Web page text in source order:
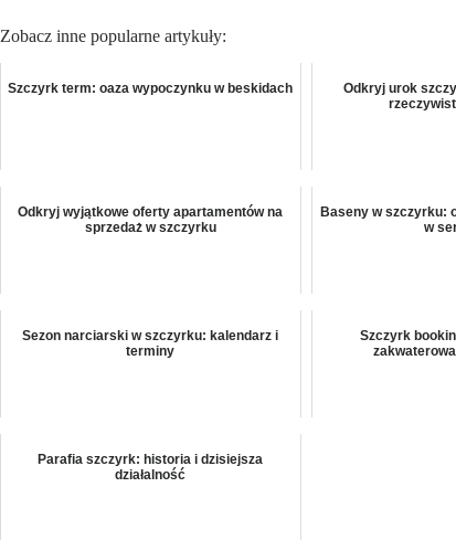
Zobacz inne popularne artykuły:
Szczyrk term: oaza wypoczynku w beskidach
Odkryj urok
Odkryj wyjątkowe oferty apartamentów na
sprzedaż w szczyrku
Baseny w szczyrku:
w
Sezon narciarski w szczyrku: kalendarz i
terminy
Szczyrk
Parafia szczyrk: historia i dzisiejsza
działalność